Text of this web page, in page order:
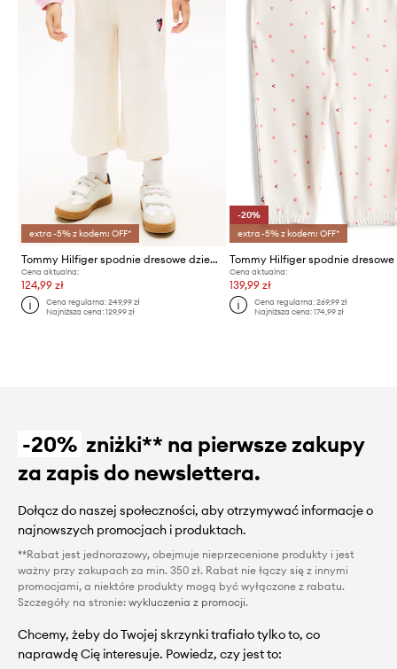
extra -5% z kodem: OFF*
Tommy Hilfiger spodnie dresowe dziecięce bawełniane
Cena aktualna:
124,99 zł
Cena regularna:249,99 zł
Najniższa cena:129,99 zł
-20%
extra -5% z kodem: OFF*
Cena aktualna:
139,99 zł
Cena regularna: 269,99 zł
Najniższa cena: 174,99 zł
-20% zniżki** na pierwsze zakupy
za zapis do newslettera.
Dołącz do naszej społeczności, aby otrzymywać informacje o
najnowszych promocjach i produktach.
**Rabat jest jednorazowy, obejmuje nieprzecenione produkty i jest
ważny przy zakupach za min. 350 zł. Rabat nie łączy się z innymi
promocjami, a niektóre produkty mogą być wyłączone z rabatu.
Szczegóły na stronie: wykluczenia z promocji.
Chcemy, żeby do Twojej skrzynki trafiało tylko to, co
naprawdę Cię interesuje. Powiedz, czy jest to: